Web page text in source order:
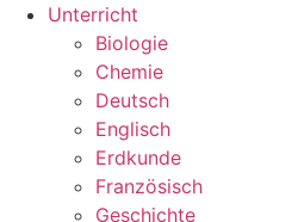
Unterricht
Biologie
Chemie
Deutsch
Englisch
Erdkunde
Französisch
Geschichte